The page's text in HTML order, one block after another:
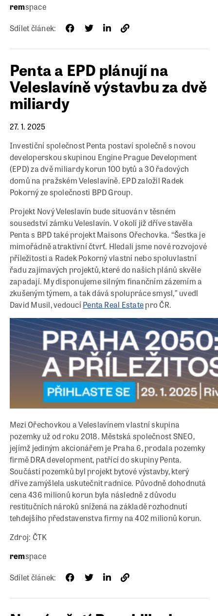
remspace
Sdílet článek:
Penta a EPD plánují na
Veleslavíně výstavbu za dvě
miliardy
27. 1. 2025
Investiční společnost Penta postaví společně s novou
developerskou skupinou Engine Prague Development
(EPD) za dvě miliardy korun 100 bytů a 30 řadových
domů na pražském Veleslavíně. EPD založil Radek
Pokorný ze společnosti BPD Group.
Projekt Nový Veleslavín bude situován v těsném
sousedství zámku Veleslavín. V okolí již dříve stavěla
Penta s BPD také projekt Maisons Ořechovka. “Šestka je
mimořádně atraktivní čtvrť. Hledali jsme nové rozvojové
příležitosti a Radek Pokorný vlastní nebo spoluvlastní
řadu zajímavých projektů, které do našich plánů skvěle
zapadají. My disponujeme silným finančním zázemím a
zkušeným týmem, a tak dává spolupráce smysl,” uvedl
David Musil, vedoucíPenta Real Estatepro ČR.
Mezi Ořechovkou a Veleslavínem vlastní skupina
pozemky už od roku 2018. Městská společnost SNEO,
jejímž jediným akcionářem je Praha 6, prodala pozemky
firmě DRA development, patřící do skupiny Penta.
Součástí pozemků byl projekt bytové výstavby, který
dříve zamýšlela uskutečnit radnice. Původně dohodnutá
cena 436 milionů korun byla následně z důvodu
restitučních nároků snížená na základě rozhodnutí
tehdejšího představenstva firmy na 402 milionů korun.
Zdroj: ČTK
remspace
Sdílet článek: